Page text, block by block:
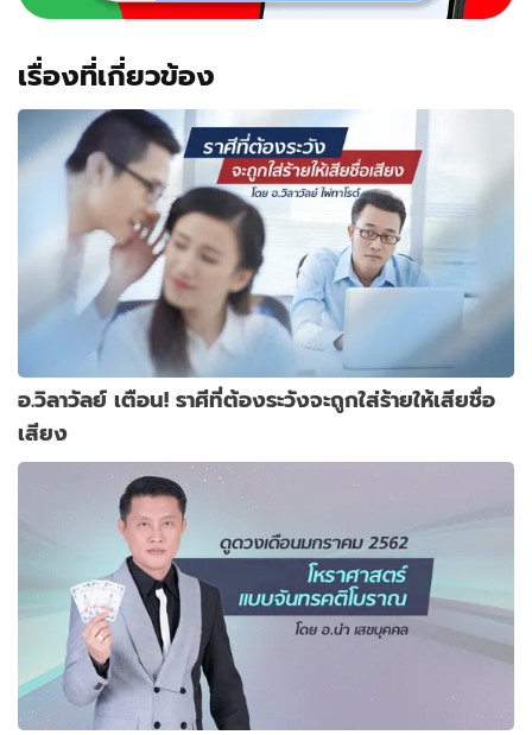
เรื่องที่เกี่ยวข้อง
อ.วิลาวัลย์ เตือน! ราศีที่ต้องระวังจะถูกใส่ร้ายให้เสียชื่อ
เสียง